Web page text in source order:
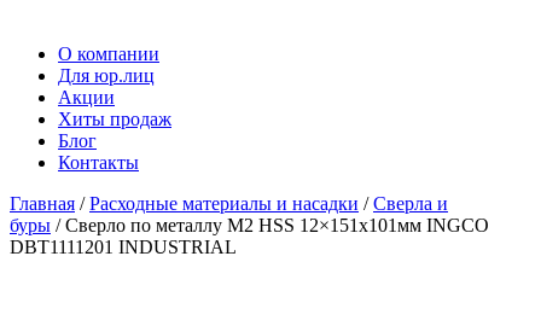
О компании
Для юр.лиц
Акции
Хиты продаж
Блог
Контакты
Главная /Расходные материалы и насадки /Сверла и
буры / Сверло по металлу М2 HSS 12×151х101мм INGCO
DBT1111201 INDUSTRIAL